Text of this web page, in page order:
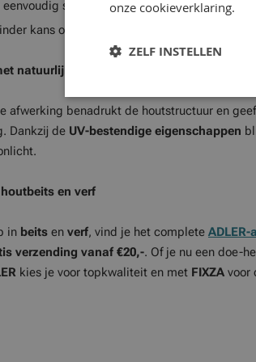
schoonmaken met water
kans op vergeling
natuurlijk effect
afwerking benadrukt de houtstructuur en
Dankzij de UV-bestendige eigenschappen
en verf
in beits en verf, vind je het complete
verzending vanaf €20,-. Of je nu een doe-
kies je voor topkwaliteit en met FIXZA voor
onze cookieverklaring.
ZELF INSTELLEN